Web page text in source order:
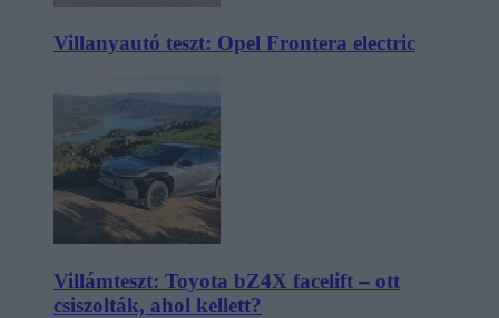
Villanyautó teszt: Opel Frontera electric
Villámteszt: Toyota bZ4X facelift – ott
csiszolták, ahol kellett?